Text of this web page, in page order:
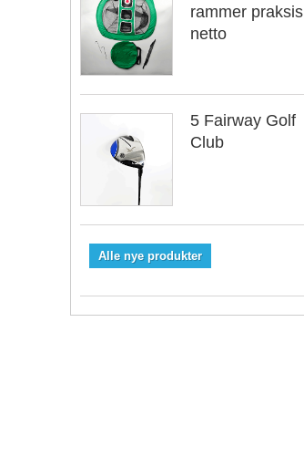
rammer praksis
netto
5 Fairway Golf
Club
Alle nye produkter